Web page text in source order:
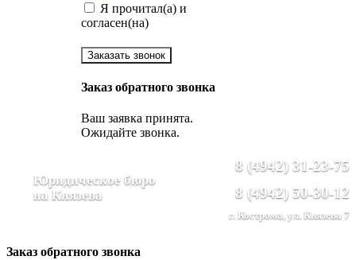
Я прочитал(а) и
согласен(на)
Заказать звонок
Заказ обратного звонка
Ваш заявка принята.
Ожидайте звонка.
Юридическое бюро
на Князева
8 (4942) 31-23-75
8 (4942) 50-30-12
г. Кострома, ул. Князева 7
Заказ обратного звонка